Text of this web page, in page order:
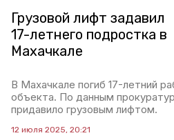
Грузовой лифт задавил
17-летнего подростка в
Махачкале
В Махачкале погиб 17-летний
объекта. По данным
придавило грузовым лифтом.
12 июля 2025, 20:21